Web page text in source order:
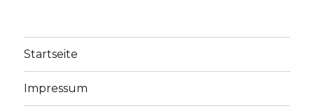
Startseite
Impressum